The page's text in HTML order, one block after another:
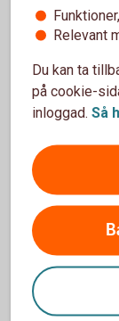
Är du
lägre risk än
skulle en
Dessa
med olika
Mer
Fondtyper -
Relevant
Du kan ta
på cookie-
inloggad. Så